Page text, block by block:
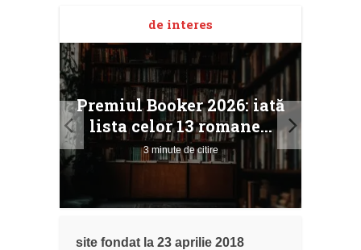
de interes
Premiul Booker 2026: iată
lista celor 13 romane...
3 minute de citire
site fondat la 23 aprilie 2018